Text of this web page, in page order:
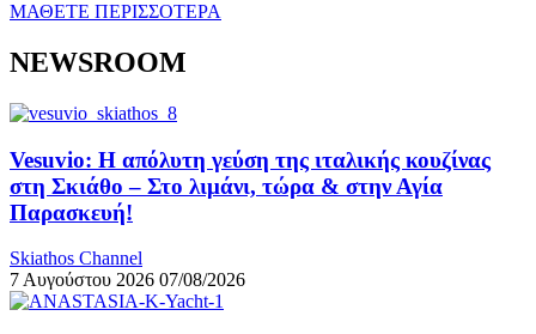
ΜΑΘΕΤΕ ΠΕΡΙΣΣΟΤΕΡΑ
NEWSROOM
Vesuvio: Η απόλυτη γεύση της ιταλικής κουζίνας
στη Σκιάθο – Στο λιμάνι, τώρα & στην Αγία
Παρασκευή!
Skiathos Channel
7 Αυγούστου 2026 07/08/2026